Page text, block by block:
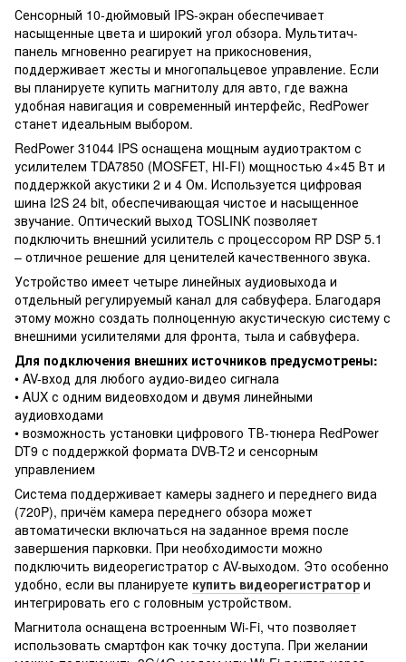
Сенсорный 10-дюймовый IPS-экран обеспечивает
насыщенные цвета и широкий угол обзора. Мультитач-
панель мгновенно реагирует на прикосновения,
поддерживает жесты и многопальцевое управление. Если
вы планируете купить магнитолу для авто, где важна
удобная навигация и современный интерфейс, RedPower
станет идеальным выбором.
RedPower 31044 IPS оснащена мощным аудиотрактом с
усилителем TDA7850 (MOSFET, HI-FI) мощностью 4×45 Вт и
поддержкой акустики 2 и 4 Ом. Используется цифровая
шина I2S 24 bit, обеспечивающая чистое и насыщенное
звучание. Оптический выход TOSLINK позволяет
подключить внешний усилитель с процессором RP DSP 5.1
– отличное решение для ценителей качественного звука.
Устройство имеет четыре линейных аудиовыхода и
отдельный регулируемый канал для сабвуфера. Благодаря
этому можно создать полноценную акустическую систему с
внешними усилителями для фронта, тыла и сабвуфера.
Для подключения внешних источников предусмотрены:
• AV-вход для любого аудио-видео сигнала
• AUX с одним видеовходом и двумя линейными
аудиовходами
• возможность установки цифрового ТВ-тюнера RedPower
DT9 с поддержкой формата DVB-T2 и сенсорным
управлением
Система поддерживает камеры заднего и переднего вида
(720P), причём камера переднего обзора может
автоматически включаться на заданное время после
завершения парковки. При необходимости можно
подключить видеорегистратор с AV-выходом. Это особенно
удобно, если вы планируете купить видеорегистратор и
интегрировать его с головным устройством.
Магнитола оснащена встроенным Wi-Fi, что позволяет
использовать смартфон как точку доступа. При желании